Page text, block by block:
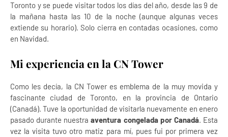
Toronto y se puede visitar todos los días del año, desde las 9 de
la mañana hasta las 10 de la noche (aunque algunas veces
extiende su horario). Solo cierra en contadas ocasiones, como
en Navidad.
Mi experiencia en la CN Tower
Como les decía, la CN Tower es emblema de la muy movida y
fascinante ciudad de Toronto, en la provincia de Ontario
(Canadá). Tuve la oportunidad de visitarla nuevamente en enero
pasado durante nuestraaventura congelada por Canadá. Esta
vez la visita tuvo otro matiz para mí, pues fui por primera vez